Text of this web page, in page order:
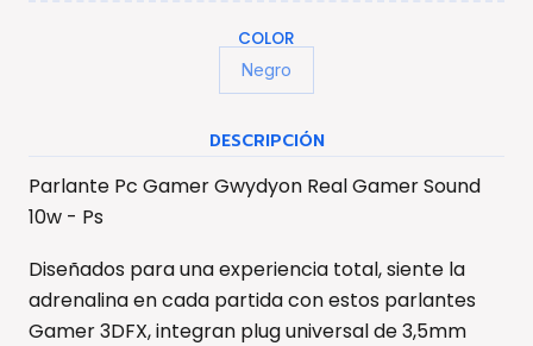
COLOR
Negro
DESCRIPCIÓN
Parlante Pc Gamer Gwydyon Real Gamer Sound
10w - Ps
Diseñados para una experiencia total, siente la
adrenalina en cada partida con estos parlantes
Gamer 3DFX, integran plug universal de 3,5mm